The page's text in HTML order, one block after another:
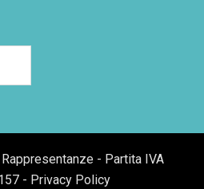
- Partita IVA
- Privacy Policy